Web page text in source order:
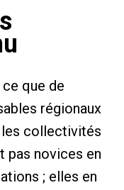
que de
régionaux
les collectivités
pas novices en
; elles en